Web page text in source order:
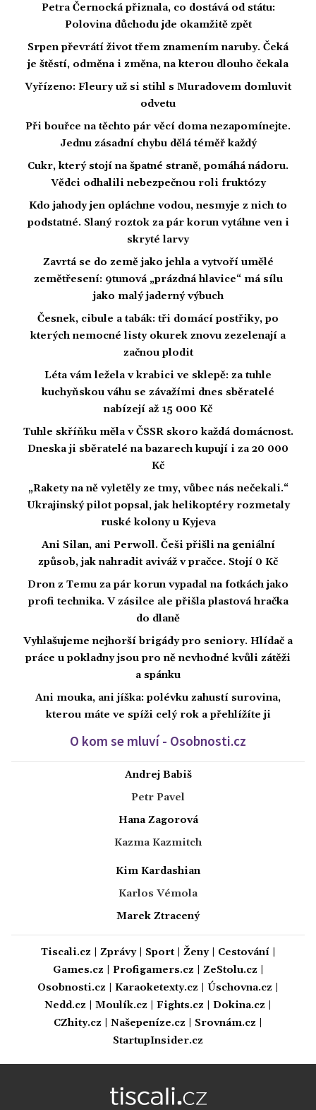
Petra Černocká přiznala, co dostává od státu:
Polovina důchodu jde okamžitě zpět
Srpen převrátí život třem znamením naruby. Čeká
je štěstí, odměna i změna, na kterou dlouho čekala
Vyřízeno: Fleury už si stihl s Muradovem domluvit
odvetu
Při bouřce na těchto pár věcí doma nezapomínejte.
Jednu zásadní chybu dělá téměř každý
Cukr, který stojí na špatné straně, pomáhá nádoru.
Vědci odhalili nebezpečnou roli fruktózy
Kdo jahody jen opláchne vodou, nesmyje z nich to
podstatné. Slaný roztok za pár korun vytáhne ven i
skryté larvy
Zavrtá se do země jako jehla a vytvoří umělé
zemětřesení: 9tunová „prázdná hlavice“ má sílu
jako malý jaderný výbuch
Česnek, cibule a tabák: tři domácí postřiky, po
kterých nemocné listy okurek znovu zezelenají a
začnou plodit
Léta vám ležela v krabici ve sklepě: za tuhle
kuchyňskou váhu se závažími dnes sběratelé
nabízejí až 15 000 Kč
Tuhle skříňku měla v ČSSR skoro každá domácnost.
Dneska ji sběratelé na bazarech kupují i za 20 000
Kč
„Rakety na ně vyletěly ze tmy, vůbec nás nečekali.“
Ukrajinský pilot popsal, jak helikoptéry rozmetaly
ruské kolony u Kyjeva
Ani Silan, ani Perwoll. Češi přišli na geniální
způsob, jak nahradit aviváž v pračce. Stojí 0 Kč
Dron z Temu za pár korun vypadal na fotkách jako
profi technika. V zásilce ale přišla plastová hračka
do dlaně
Vyhlašujeme nejhorší brigády pro seniory. Hlídač a
práce u pokladny jsou pro ně nevhodné kvůli zátěži
a spánku
Ani mouka, ani jíška: polévku zahustí surovina,
kterou máte ve spíži celý rok a přehlížíte ji
O kom se mluví - Osobnosti.cz
Andrej Babiš
Petr Pavel
Hana Zagorová
Kazma Kazmitch
Kim Kardashian
Karlos Vémola
Marek Ztracený
Tiscali.cz Zprávy| Sport| Ženy| Cestování|
Games.cz
Profigamers.cz ZeStolu.cz
Osobnosti.cz
Karaoketexty.cz Úschovna.cz
Nedd.cz
Moulík.cz Fights.cz Dokina.cz
CZhity.cz
Našepeníze.cz Srovnám.cz
StartupInsider.cz